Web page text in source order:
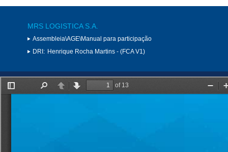
MRS LOGISTICA S.A.
Assembleia\AGE\Manual para participação
DRI: Henrique Rocha Martins - (FCA V1)